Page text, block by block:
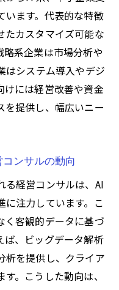
います。代表的な特徴
たカスタマイズ可能な
系企業は市場分析や
はシステム導入やデジ
けには経営改善や資金
を提供し、幅広いニー
ンサルの動向
る経営コンサルは、AI
に注力しています。こ
く客観的データに基づ
ば、ビッグデータ解析
析を提供し、クライア
。こうした動向は、